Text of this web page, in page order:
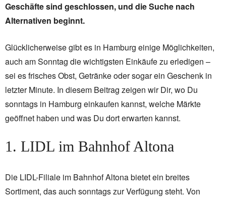
Geschäfte sind geschlossen, und die Suche nach
Alternativen beginnt.
Glücklicherweise gibt es in Hamburg einige Möglichkeiten,
auch am Sonntag die wichtigsten Einkäufe zu erledigen –
sei es frisches Obst, Getränke oder sogar ein Geschenk in
letzter Minute. In diesem Beitrag zeigen wir Dir, wo Du
sonntags in Hamburg einkaufen kannst, welche Märkte
geöffnet haben und was Du dort erwarten kannst.
1. LIDL im Bahnhof Altona
Die LIDL-Filiale im Bahnhof Altona bietet ein breites
Sortiment, das auch sonntags zur Verfügung steht. Von